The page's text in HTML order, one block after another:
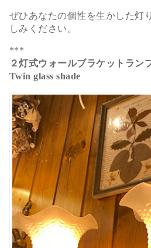
ぜひあなたの個性を生かした灯
しみください。
***
２灯式ウォールブラケットラン
Twin glass shade